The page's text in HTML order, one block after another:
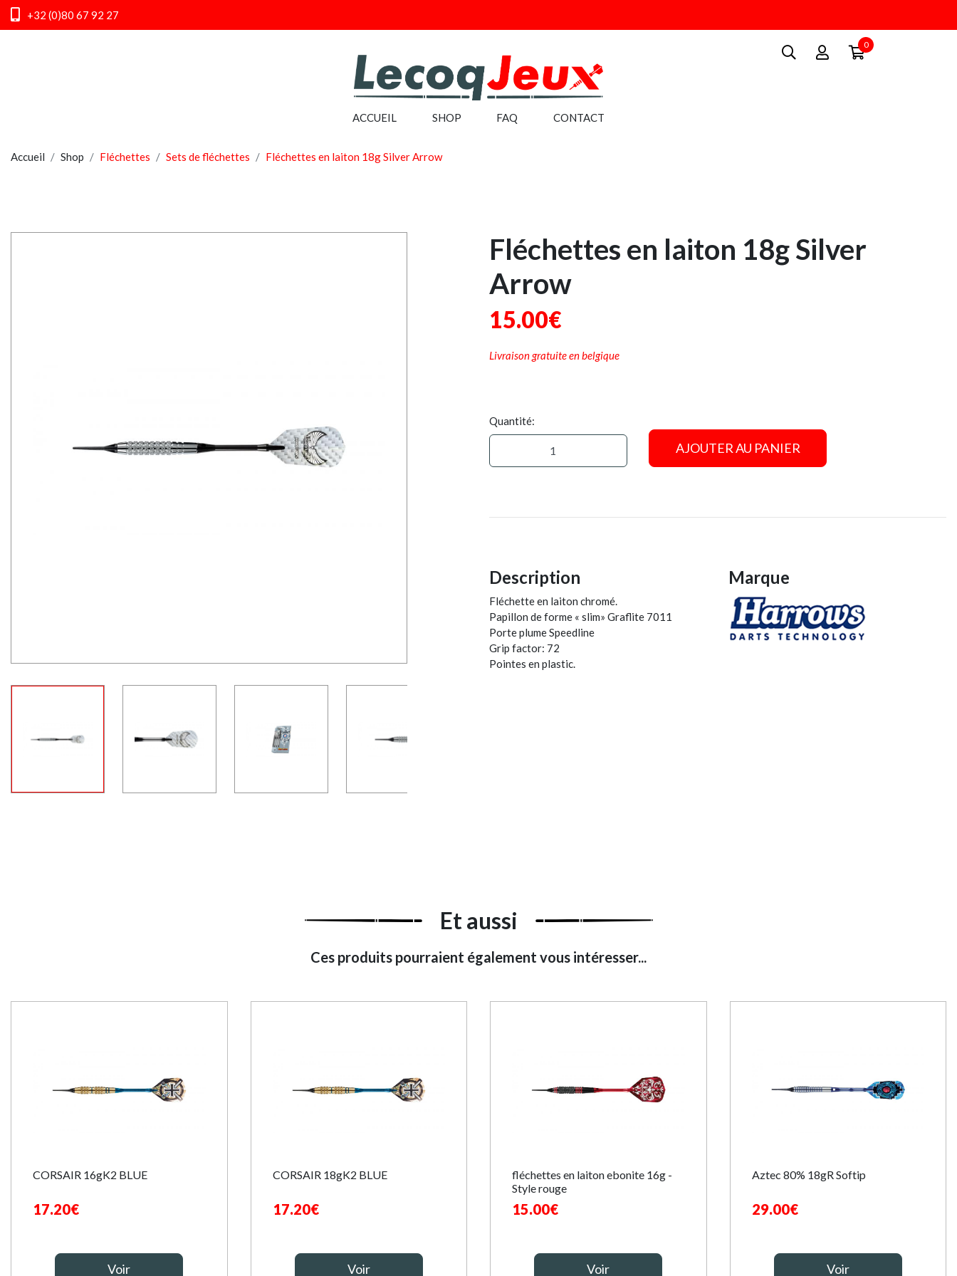
+32 (0)80 67 92 27
0
ACCUEIL SHOP FAQ CONTACT
Accueil Shop Fléchettes Sets de fléchettes Fléchettes en laiton 18g Silver Arrow
Fléchettes en laiton 18g Silver
Arrow
15.00€
Livraison gratuite en belgique
Quantité:
AJOUTER AU PANIER
Description
Fléchette en laiton chromé.
Papillon de forme « slim» Graflite 7011
Porte plume Speedline
Grip factor: 72
Pointes en plastic.
Marque
Et aussi
Ces produits pourraient également vous intéresser...
CORSAIR 16gK2 BLUE
17.20€
Voir
CORSAIR 18gK2 BLUE
17.20€
Voir
fléchettes en laiton ebonite 16g -
Style rouge
15.00€
Voir
Aztec 80% 18gR Softip
29.00€
Voir